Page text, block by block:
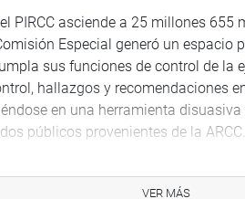
PIRCC asciende a 25 millones
Especial generó un espacio
sus funciones de control de la
hallazgos y recomendaciones
en una herramienta
públicos provenientes de la ARCC.
715 de tipo penal. De igual
VER MÁS